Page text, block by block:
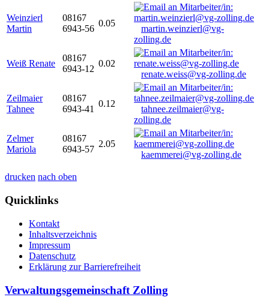
Weinzierl
Martin
08167
6943-56
0.05
martin.weinzierl@vg-
zolling.de
Weiß Renate
08167
6943-12
0.02
renate.weiss@vg-zolling.de
Zeilmaier
Tahnee
08167
6943-41
0.12
tahnee.zeilmaier@vg-
zolling.de
Zelmer
Mariola
08167
6943-57
2.05
kaemmerei@vg-zolling.de
drucken nach oben
Quicklinks
Kontakt
Inhaltsverzeichnis
Impressum
Datenschutz
Erklärung zur Barrierefreiheit
Verwaltungsgemeinschaft Zolling